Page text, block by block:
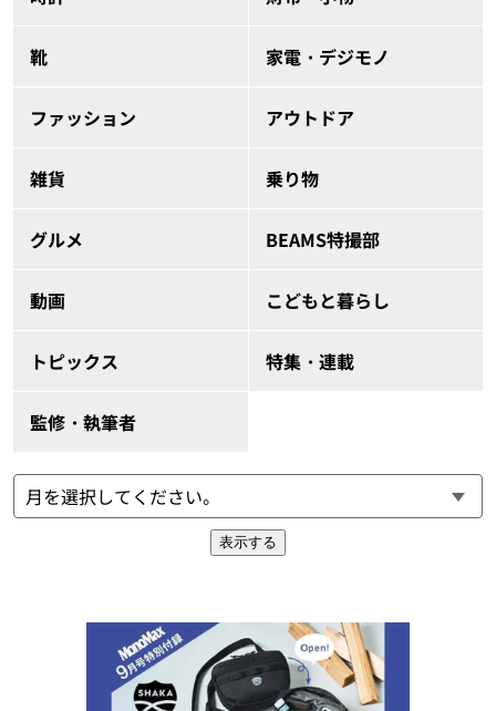
靴 家電・デジモノ
ファッション アウトドア
雑貨 乗り物
グルメ BEAMS特撮部
動画 こどもと暮らし
トピックス 特集・連載
監修・執筆者
表示する